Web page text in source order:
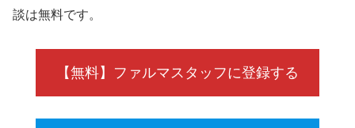
談は無料です。
【無料】ファルマスタッフに登録する